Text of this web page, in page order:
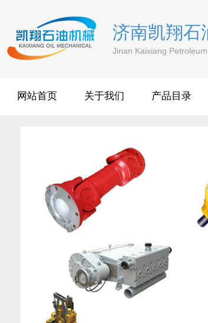
济南凯翔石
Jinan Kaixiang
网站首页 关于我们 产品目录